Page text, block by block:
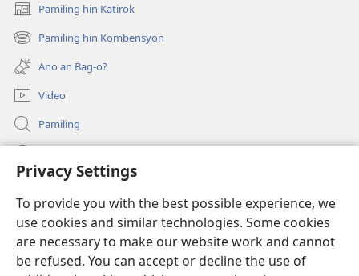
Privacy Settings
To provide you with the best possible experience, we
use cookies and similar technologies. Some cookies
are necessary to make our website work and cannot
be refused. You can accept or decline the use of
Pamiling hin Katirok
(opens
new
window)
Pamiling hin Kombensyon
(opens
new
window)
Ano an Bag-o?
Video
Pamiling
(opens
window)Watchtower ONLINE LIBRARY
(opens
new
®